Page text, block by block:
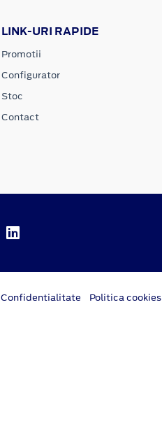
LINK-URI RAPIDE
Promotii
Configurator
Stoc
Contact
Confidentialitate Politica cookies